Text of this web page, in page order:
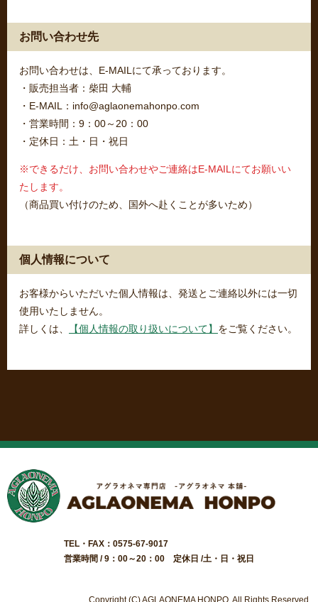
お問い合わせ先
お問い合わせは、E-MAILにて承っております。
・販売担当者：柴田 大輔
・E-MAIL：info@aglaonemahonpo.com
・営業時間：9：00～20：00
・定休日：土・日・祝日
※できるだけ、お問い合わせやご連絡はE-MAILにてお願いい
たします。
（商品買い付けのため、国外へ赴くことが多いため）
個人情報について
お客様からいただいた個人情報は、発送とご連絡以外には一切
使用いたしません。
詳しくは、
【個人情報の取り扱いについて】 をご覧ください。
TEL・FAX：0575-67-9017
営業時間 / 9：00～20：00 定休日 /土・日・祝日